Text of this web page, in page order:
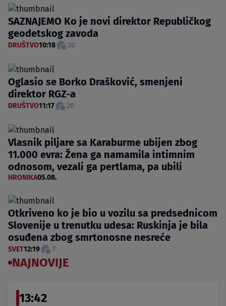
SAZNAJEMO Ko je novi direktor Republičkog
geodetskog zavoda
DRUŠTVO10:18 20
Oglasio se Borko Drašković, smenjeni
direktor RGZ-a
DRUŠTVO11:17 20
Vlasnik piljare sa Karaburme ubijen zbog
11.000 evra: Žena ga namamila intimnim
odnosom, vezali ga pertlama, pa ubili
HRONIKA05.08.
Otkriveno ko je bio u vozilu sa predsednicom
Slovenije u trenutku udesa: Ruskinja je bila
osuđena zbog smrtonosne nesreće
SVET12:19 7
NAJNOVIJE
13:42